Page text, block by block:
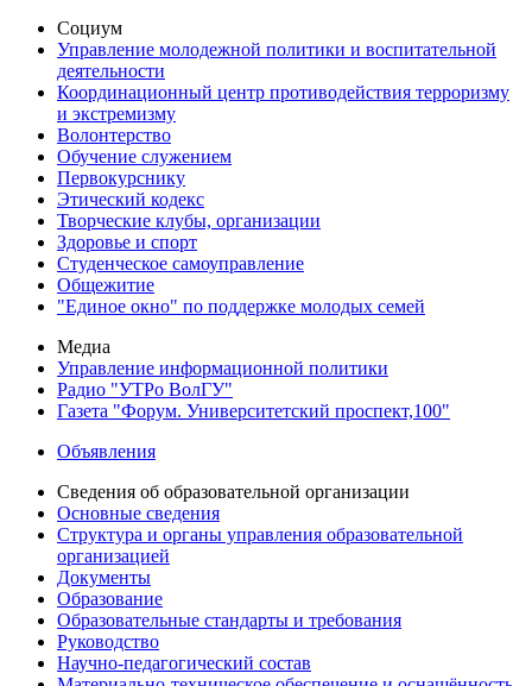
Социум
Управление молодежной политики и воспитательной
деятельности
Координационный центр противодействия терроризму
и экстремизму
Волонтерство
Обучение служением
Первокурснику
Этический кодекс
Творческие клубы, организации
Здоровье и спорт
Студенческое самоуправление
Общежитие
"Единое окно" по поддержке молодых семей
Медиа
Управление информационной политики
Радио "УТРо ВолГУ"
Газета "Форум. Университетский проспект,100"
Объявления
Сведения об образовательной организации
Основные сведения
Структура и органы управления образовательной
организацией
Документы
Образование
Образовательные стандарты и требования
Руководство
Научно-педагогический состав